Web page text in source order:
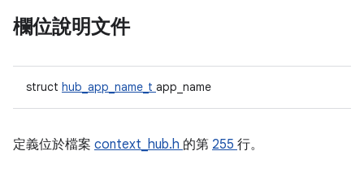
欄位說明文件
struct hub_app_name_t app_name
定義位於檔案 context_hub.h 的第 255 行。